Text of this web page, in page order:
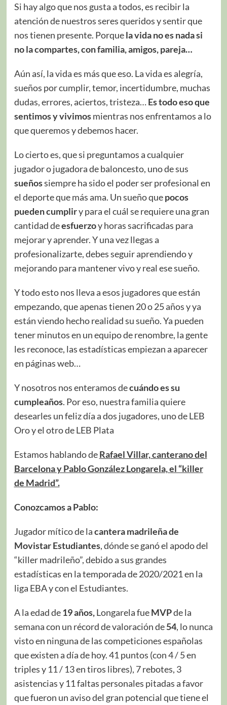
Si hay algo que nos gusta a todos, es recibir la
atención de nuestros seres queridos y sentir que
nos tienen presente. Porquela vida no es nada si
no la compartes, con familia, amigos, pareja…
Aún así, la vida es más que eso. La vida es alegría,
sueños por cumplir, temor, incertidumbre, muchas
dudas, errores, aciertos, tristeza…Es todo eso que
sentimos y vivimosmientras nos enfrentamos a lo
que queremos y debemos hacer.
Lo cierto es, que si preguntamos a cualquier
jugador o jugadora de baloncesto, uno de sus
sueñossiempre ha sido el poder ser profesional en
el deporte que más ama. Un sueño quepocos
pueden cumpliry para el cuál se requiere una gran
cantidad deesfuerzoy horas sacrificadas para
mejorar y aprender. Y una vez llegas a
profesionalizarte, debes seguir aprendiendo y
mejorando para mantener vivo y real ese sueño.
Y todo esto nos lleva a esos jugadores que están
empezando, que apenas tienen 20 o 25 años y ya
están viendo hecho realidad su sueño. Ya pueden
tener minutos en un equipo de renombre, la gente
les reconoce, las estadísticas empiezan a aparecer
en páginas web…
Y nosotros nos enteramos decuándo es su
cumpleaños. Por eso, nuestra familia quiere
desearles un feliz día a dos jugadores, uno de LEB
Oro y el otro de LEB Plata
Estamos hablando deRafael Villar, canterano del
Barcelona y Pablo González Longarela, el “killer
de Madrid”.
Conozcamos a Pablo:
Jugador mítico de lacantera madrileña de
Movistar Estudiantes, dónde se ganó el apodo del
“killer madrileño”, debido a sus grandes
estadísticas en la temporada de 2020/2021 en la
liga EBA y con el Estudiantes.
A la edad de19 años,Longarela fueMVPde la
semana con un récord de valoración de54, lo nunca
visto en ninguna de las competiciones españolas
que existen a día de hoy. 41 puntos (con 4 / 5 en
triples y 11 / 13 en tiros libres), 7 rebotes, 3
asistencias y 11 faltas personales pitadas a favor
que fueron un aviso del gran potencial que tiene el